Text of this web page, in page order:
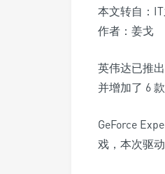
本文转自：
作者：姜戈
英伟达已推出
并增加了 6
GeForce
戏，本次驱